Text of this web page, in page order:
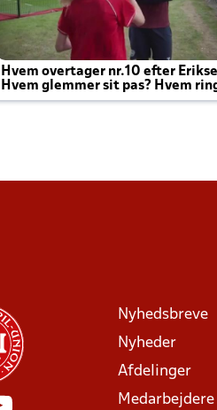
Hvem overtager nr.10 efter
Hvem glemmer sit pas? Hvem
Joachim altid til efter kampe?
Nyhedsbreve
Nyheder
Afdelinger
Medarbejdere